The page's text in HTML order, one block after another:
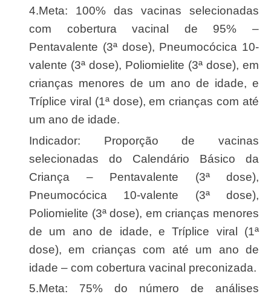
4.Meta: 100% das vacinas selecionadas
com cobertura vacinal de 95% –
Pentavalente (3ª dose), Pneumocócica 10-
valente (3ª dose), Poliomielite (3ª dose), em
crianças menores de um ano de idade, e
Tríplice viral (1ª dose), em crianças com até
um ano de idade.
Indicador: Proporção de vacinas
selecionadas do Calendário Básico da
Criança – Pentavalente (3ª dose),
Pneumocócica 10-valente (3ª dose),
Poliomielite (3ª dose), em crianças menores
de um ano de idade, e Tríplice viral (1ª
dose), em crianças com até um ano de
idade – com cobertura vacinal preconizada.
5.Meta: 75% do número de análises